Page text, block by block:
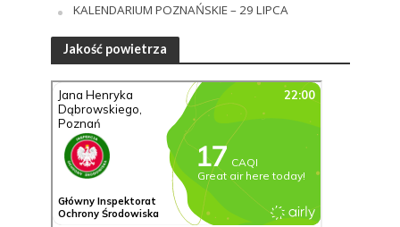
KALENDARIUM POZNAŃSKIE – 29 LIPCA
Jakość powietrza